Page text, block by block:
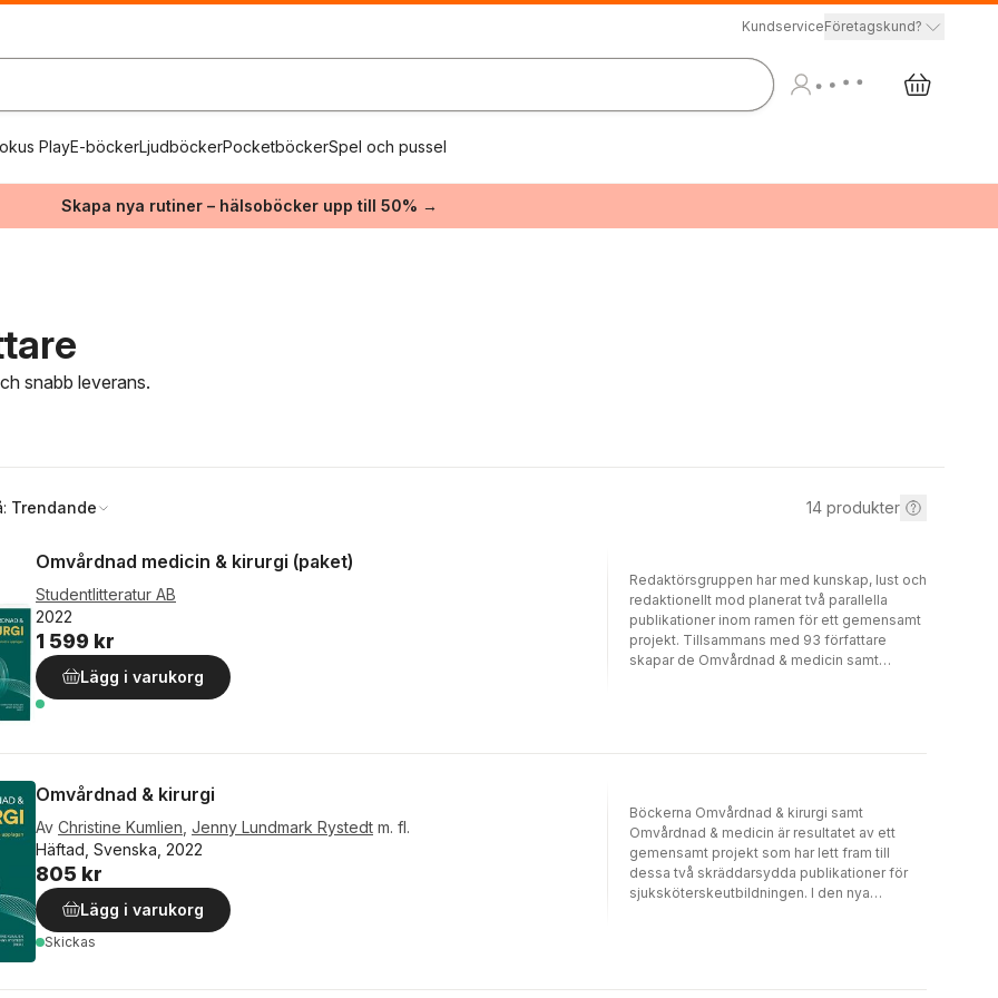
KundserviceFöretagskund?
PlayE-böckerLjudböckerPocketböckerSpel och pussel
Skapa nya rutiner – hälsoböcker upp till 50% →
snabb leverans.
Trendande 14 produkter
Omvårdnad medicin & kirurgi (paket)
Studentlitteratur AB
2022
1 599 kr
Lägg i varukorg
Redaktörsgruppen har med kunskap, lust och
redaktionellt mod planerat två parallella
publikationer inom ramen för ett gemensamt
projekt. Tillsammans med 93 författare
skapar de Omvårdnad & medicin samt
för att understryka den eftersträvansvärda
teamsamverkan, mellan vårdens
professioner, som studenten ska bli en del
av i sin kliniska vardag. Böckerna tilldelades
Kurslitteraturpriset 2014.
Omvårdnad & kirurgi
Av Christine Kumlien Jenny Lundmark Rystedt m. fl.
Häftad, Svenska, 2022
805 kr
Lägg i varukorg
Skickas
Böckerna Omvårdnad & kirurgi samt
Omvårdnad & medicin är resultatet av ett
gemensamt projekt som har lett fram till
dessa två skräddarsydda publikationer för
sjuksköterskeutbildningen. I den nya
och morgondagens sjuksköterskestudenters